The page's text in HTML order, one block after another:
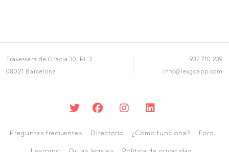
Travessera de Gràcia 30, Pl. 3
08021 Barcelona
932 710 239
info@lexgoapp.com
Preguntas frecuentes Directorio ¿Cómo funciona? Foro